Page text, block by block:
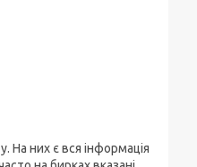
На них є вся інформація